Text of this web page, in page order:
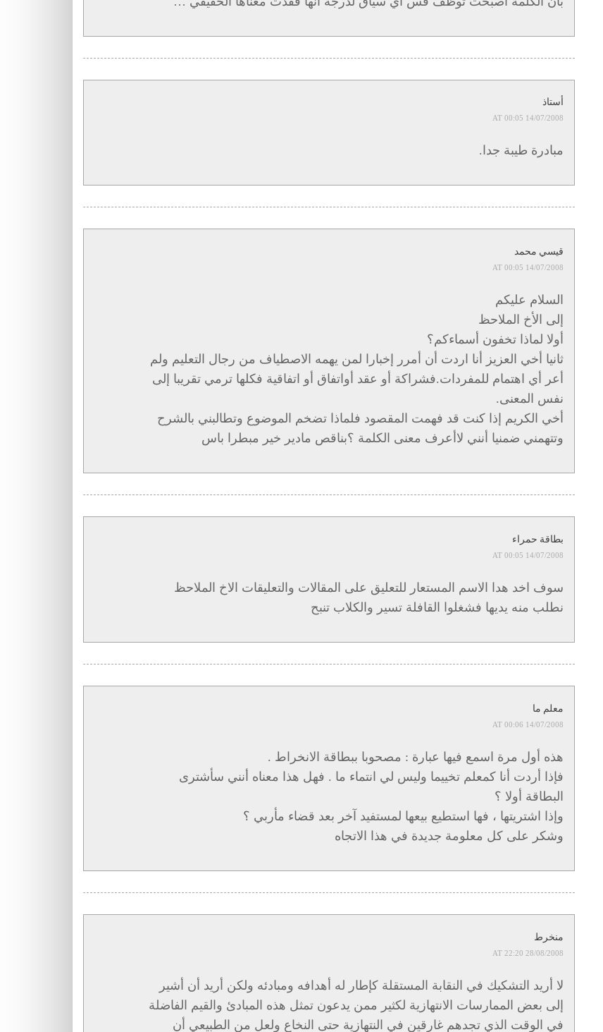
أستاذ
14/07/2008 AT 00:05
مبادرة طيبة جدا.
قيسي محمد
14/07/2008 AT 00:05
السلام عليكم
إلى الأخ الملاحظ
أولا لماذا تخفون أسماءكم؟
ثانيا أخي العزيز أنا اردت أن أمرر إخبارا لمن يهمه الاصطياف من رجال التعليم ولم
أعر أي اهتمام للمفردات.فشراكة أو عقد أواتفاق أو اتفاقية فكلها ترمي تقريبا إلى
نفس المعنى.
أخي الكريم إذا كنت قد فهمت المقصود فلماذا تضخم الموضوع وتطالبني بالشرح
وتتهمني ضمنيا أنني لاأعرف معنى الكلمة ؟بناقص مادير خير مبطرا باس
بطاقة حمراء
14/07/2008 AT 00:05
سوف اخد هدا الاسم المستعار للتعليق على المقالات والتعليقات الاخ الملاحظ
نطلب منه يديها فشغلوا القافلة تسير والكلاب تنبح
معلم ما
14/07/2008 AT 00:06
هذه أول مرة اسمع فيها عبارة : مصحوبا ببطاقة الانخراط .
فإذا أردت أنا كمعلم تخييما وليس لي انتماء ما . فهل هذا معناه أنني سأشترى
البطاقة أولا ؟
وإذا اشتريتها ، فها استطيع بيعها لمستفيد آخر بعد قضاء مأربي ؟
وشكر على كل معلومة جديدة في هذا الاتجاه
منخرط
28/08/2008 AT 22:20
لا أريد التشكيك في النقابة المستقلة كإطار له أهدافه ومبادئه ولكن أريد أن أشير
إلى بعض الممارسات الانتهازية لكثير ممن يدعون تمثل هذه المبادئ والقيم الفاضلة
في الوقت الذي تجدهم غارقين في النتهازية حتى النخاع ولعل من الطبيعي أن